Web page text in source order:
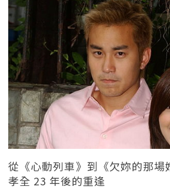
從《心動列車》到《欠妳的那場
孝全 23 年後的重逢